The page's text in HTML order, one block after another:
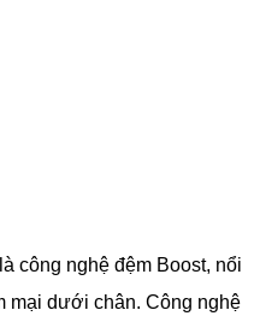
công nghệ đệm Boost, nổi
mại dưới chân. Công nghệ